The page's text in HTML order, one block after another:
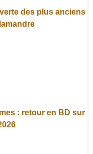
des plus anciens
: retour en BD sur